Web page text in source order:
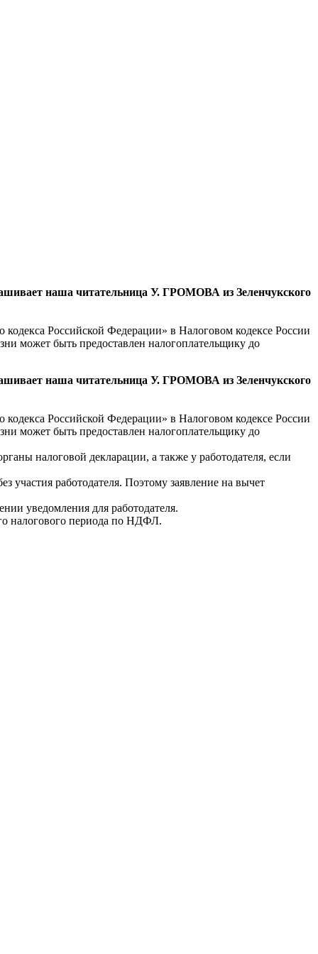
наша читательница У. ГРОМОВА из Зеленчукского
Российской Федерации» в Налоговом кодексе России
может быть предоставлен налогоплательщику до
наша читательница У. ГРОМОВА из Зеленчукского
Российской Федерации» в Налоговом кодексе России
может быть предоставлен налогоплательщику до
налоговой декларации, а также у работодателя, если
участия работодателя. Поэтому заявление на вычет
уведомления для работодателя.
налогового периода по НДФЛ.